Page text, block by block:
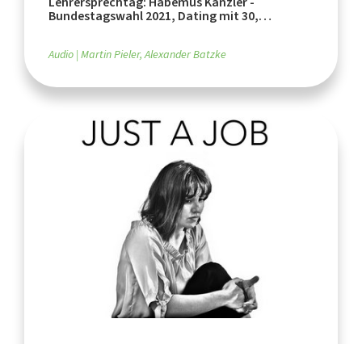
Bundestagswahl 2021, Dating mit 30,
Audio Martin Pieler, Alexander Batzke